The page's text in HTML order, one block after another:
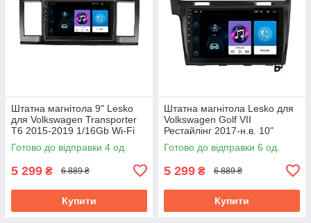
Штатна магнітола 9" Lesko
для Volkswagen Transporter
T6 2015-2019 1/16Gb Wi-Fi
GPS Base Вольксваген
Готово до відправки 4 од.
5 299 ₴ 6 889 ₴
Купити
Штатна магнітола Lesko для
Volkswagen Golf VII
Рестайлінг 2017-н.в. 10"
1/16Gb Wi-Fi GPS Base
Готово до відправки 6 од.
5 299 ₴ 6 889 ₴
Купити